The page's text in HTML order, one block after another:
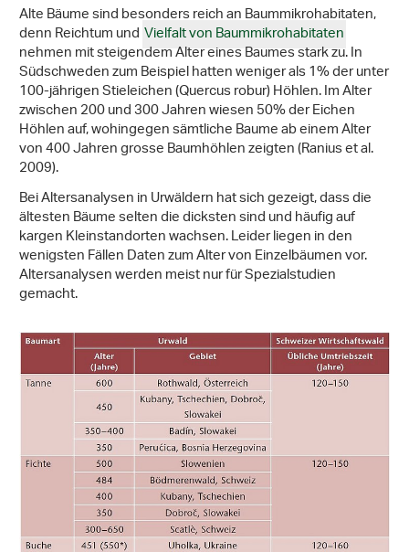
Alte Bäume sind besonders reich an Baummikrohabitaten,
denn Reichtum undVielfalt von Baummikrohabitaten
nehmen mit steigendem Alter eines Baumes stark zu. In
Südschweden zum Beispiel hatten weniger als 1% der unter
100-jährigen Stieleichen (Quercus robur) Höhlen. Im Alter
zwischen 200 und 300 Jahren wiesen 50% der Eichen
Höhlen auf, wohingegen sämtliche Baume ab einem Alter
von 400 Jahren grosse Baumhöhlen zeigten (Ranius et al.
2009).
Bei Altersanalysen in Urwäldern hat sich gezeigt, dass die
ältesten Bäume selten die dicksten sind und häufig auf
kargen Kleinstandorten wachsen. Leider liegen in den
wenigsten Fällen Daten zum Alter von Einzelbäumen vor.
Altersanalysen werden meist nur für Spezialstudien
gemacht.